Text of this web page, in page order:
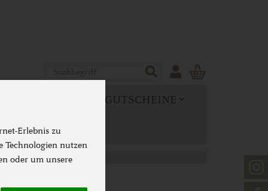
Erlebnis zu
Technologien nutzen
oder um unsere
NEUES & GUTSCHEINE